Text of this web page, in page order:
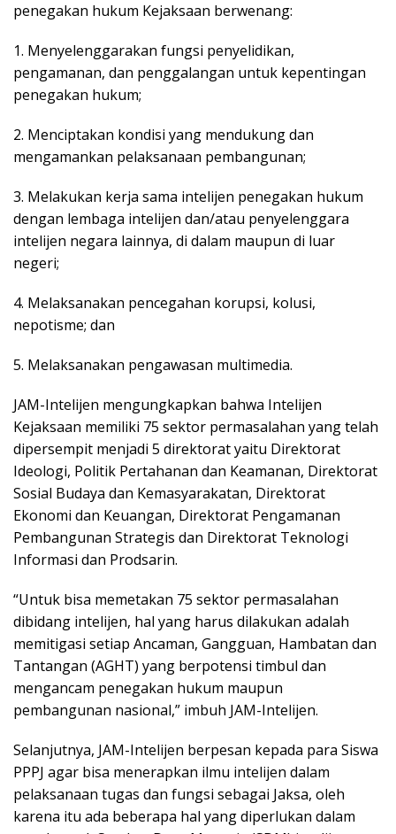
penegakan hukum Kejaksaan berwenang:
1. Menyelenggarakan fungsi penyelidikan,
pengamanan, dan penggalangan untuk kepentingan
penegakan hukum;
2. Menciptakan kondisi yang mendukung dan
mengamankan pelaksanaan pembangunan;
3. Melakukan kerja sama intelijen penegakan hukum
dengan lembaga intelijen dan/atau penyelenggara
intelijen negara lainnya, di dalam maupun di luar
negeri;
4. Melaksanakan pencegahan korupsi, kolusi,
nepotisme; dan
5. Melaksanakan pengawasan multimedia.
JAM-Intelijen mengungkapkan bahwa Intelijen
Kejaksaan memiliki 75 sektor permasalahan yang telah
dipersempit menjadi 5 direktorat yaitu Direktorat
Ideologi, Politik Pertahanan dan Keamanan, Direktorat
Sosial Budaya dan Kemasyarakatan, Direktorat
Ekonomi dan Keuangan, Direktorat Pengamanan
Pembangunan Strategis dan Direktorat Teknologi
Informasi dan Prodsarin.
“Untuk bisa memetakan 75 sektor permasalahan
dibidang intelijen, hal yang harus dilakukan adalah
memitigasi setiap Ancaman, Gangguan, Hambatan dan
Tantangan (AGHT) yang berpotensi timbul dan
mengancam penegakan hukum maupun
pembangunan nasional,” imbuh JAM-Intelijen.
Selanjutnya, JAM-Intelijen berpesan kepada para Siswa
PPPJ agar bisa menerapkan ilmu intelijen dalam
pelaksanaan tugas dan fungsi sebagai Jaksa, oleh
karena itu ada beberapa hal yang diperlukan dalam